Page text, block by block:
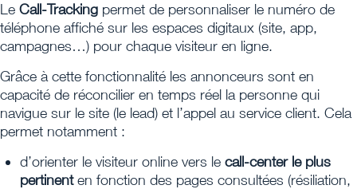
Le Call-Tracking permet de personnaliser le numéro de
téléphone affiché sur les espaces digitaux (site, app,
campagnes…) pour chaque visiteur en ligne.
Grâce à cette fonctionnalité les annonceurs sont en
capacité de réconcilier en temps réel la personne qui
navigue sur le site (le lead) et l’appel au service client. Cela
permet notamment :
d’orienter le visiteur online vers le call-center le plus
pertinenten fonction des pages consultées (résiliation,